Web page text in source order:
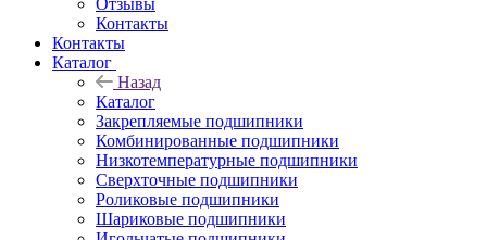
Отзывы
Контакты
Контакты
Каталог
Назад
Каталог
Закрепляемые подшипники
Комбинированные подшипники
Низкотемпературные подшипники
Сверхточные подшипники
Роликовые подшипники
Шариковые подшипники